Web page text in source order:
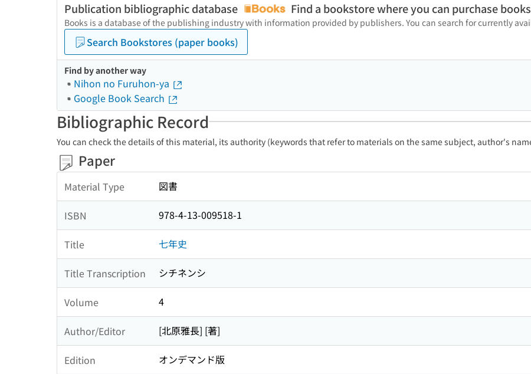
Publication bibliographic database Find a bookstore where you can purchase
Books is a database of the publishing industry with information provided by publishers. You can search for currently
Search Bookstores (paper books)
Find by another way
Nihon no Furuhon-ya
Google Book Search
Bibliographic Record
You can check the details of this material, its authority (keywords that refer to materials on the same subject, author's
Paper
Material Type 図書
ISBN 978-4-13-009518-1
Title 七年史
Title Transcription シチネンシ
Volume 4
Author/Editor [北原雅長] [著]
Edition オンデマンド版